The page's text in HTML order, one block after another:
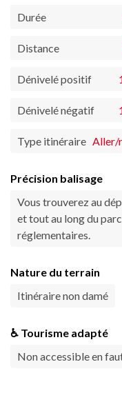
Durée
Distance
Dénivelé positif
Dénivelé négatif
Type itinéraire Aller/
Précision balisage
Vous trouverez au
et tout au long du
réglementaires.
Nature du terrain
Itinéraire non damé
♿ Tourisme adapté
Non accessible en